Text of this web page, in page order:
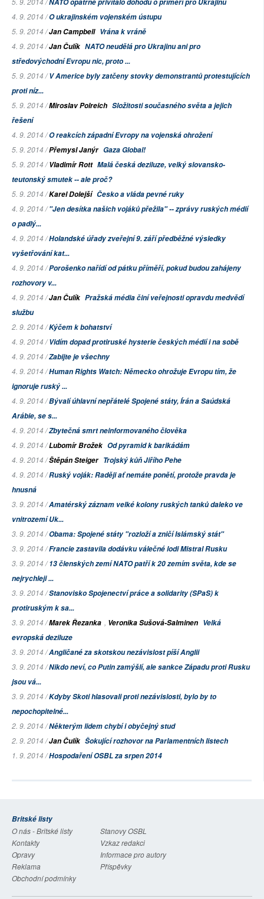
NATO opatrně přivítalo dohodu o příměří pro Ukrajinu
4. 9. 2014 /O ukrajinském vojenském ústupu
5. 9. 2014 /Jan Campbell Vrána k vráně
4. 9. 2014 /Jan Čulík NATO neudělá pro Ukrajinu ani pro
středovýchodní Evropu nic, proto ...
5. 9. 2014 /V Americe byly zatčeny stovky demonstrantů protestujících
proti níz...
5. 9. 2014 /Miroslav Polreich Složitosti současného světa a jejich
řešení
4. 9. 2014 /O reakcích západní Evropy na vojenská ohrožení
5. 9. 2014 /Přemysl Janýr Gaza Global!
5. 9. 2014 /Vladimír Rott Malá česká deziluze, velký slovansko-
teutonský smutek -- ale proč?
5. 9. 2014 /Karel Dolejší Česko a vláda pevné ruky
4. 9. 2014 /"Jen desítka našich vojáků přežila" -- zprávy ruských médií
o padlý...
4. 9. 2014 /Holandské úřady zveřejní 9. září předběžné výsledky
vyšetřování kat...
4. 9. 2014 /Porošenko nařídí od pátku příměří, pokud budou zahájeny
rozhovory v...
4. 9. 2014 /Jan Čulík Pražská média činí veřejnosti opravdu medvědí
službu
2. 9. 2014 /Kýčem k bohatství
4. 9. 2014 /Vidím dopad protiruské hysterie českých médií i na sobě
4. 9. 2014 /Zabijte je všechny
4. 9. 2014 /Human Rights Watch: Německo ohrožuje Evropu tím, že
ignoruje ruský ...
4. 9. 2014 /Bývalí úhlavní nepřátelé Spojené státy, Írán a Saúdská
Arábie, se s...
4. 9. 2014 /Zbytečná smrt neinformovaného člověka
4. 9. 2014 /Lubomír Brožek Od pyramid k barikádám
4. 9. 2014 /Štěpán Steiger Trojský kůň Jiřího Pehe
4. 9. 2014 /Ruský voják: Raději ať nemáte ponětí, protože pravda je
hnusná
3. 9. 2014 /Amatérský záznam velké kolony ruských tanků daleko ve
vnitrozemí Uk...
3. 9. 2014 /Obama: Spojené státy "rozloží a zničí Islámský stát"
3. 9. 2014 /Francie zastavila dodávku válečné lodi Mistral Rusku
3. 9. 2014 /13 členských zemí NATO patří k 20 zemím světa, kde se
nejrychleji ...
3. 9. 2014 /Stanovisko Spojenectví práce a solidarity (SPaS) k
protiruským k sa...
3. 9. 2014 /Marek Řezanka , Veronika Sušová-Salminen Velká
evropská deziluze
3. 9. 2014 /Angličané za skotskou nezávislost píší Anglii
3. 9. 2014 /Nikdo neví, co Putin zamýšlí, ale sankce Západu proti Rusku
jsou vá...
3. 9. 2014 /Kdyby Skoti hlasovali proti nezávislosti, bylo by to
nepochopitelné...
2. 9. 2014 /Některým lidem chybí i obyčejný stud
2. 9. 2014 /Jan Čulík Šokující rozhovor na Parlamentních listech
1. 9. 2014 /Hospodaření OSBL za srpen 2014
Britské listy
O nás - Britské listy
Stanovy OSBL
Kontakty
Vzkaz redakci
Opravy
Informace pro autory
Reklama
Příspěvky
Obchodní podmínky